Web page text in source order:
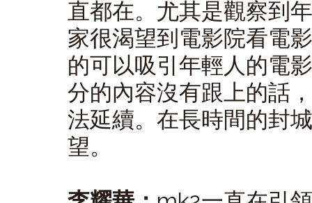
直都在。尤其是觀察到
家很渴望到電影院看電
的可以吸引年輕人的電
分的內容沒有跟上的話
法延續。在長時間的封
望。